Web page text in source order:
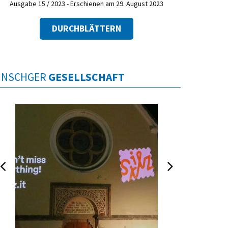
Ausgabe 15 / 2023 - Erschienen am 29. August 2023
DURCHBLÄTTERN
GESELLSCHAFT